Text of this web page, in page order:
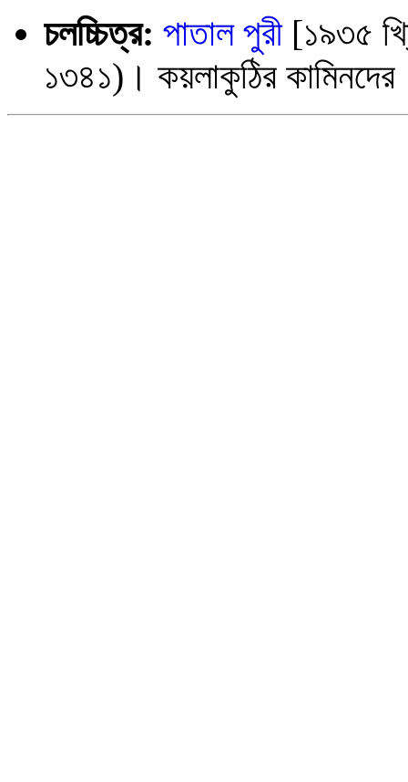
চলচ্চিত্র: পাতাল পুরী[১৯৩৫
১৩৪১)। কয়লাকুঠির